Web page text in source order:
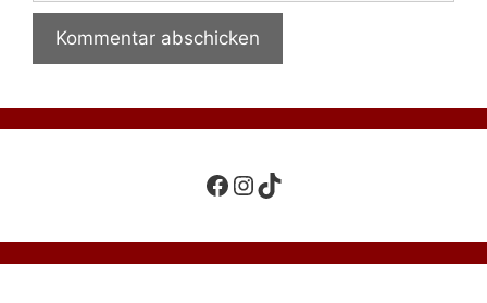
Facebook
Instagram
TikTok